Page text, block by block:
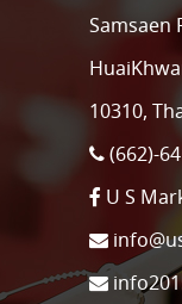
Samsaen
10310,
(662)-
U S